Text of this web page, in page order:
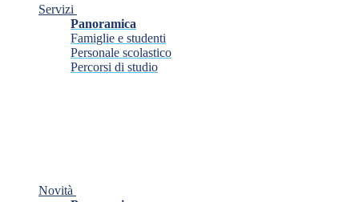
Servizi
Panoramica
Famiglie e studenti
Personale scolastico
Percorsi di studio
Novità